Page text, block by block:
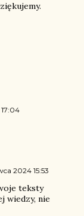
2024 15:53
teksty
wiedzy, nie